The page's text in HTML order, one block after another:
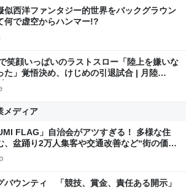
似西洋ファンタジー的世界をバックグラウン
何で虚空からハンマー!?
笑顔いっぱいのラストスロー「陸上を嫌いな
た」覚悟決め、けじめの引退試合 | 月陸
メディア
FLAG」自治会がアツすぎる！ 多様な住
、盆踊り2万人集客や交通改善など“街の価値
区
バウンティ 「競技、賞金、責任ある開示」